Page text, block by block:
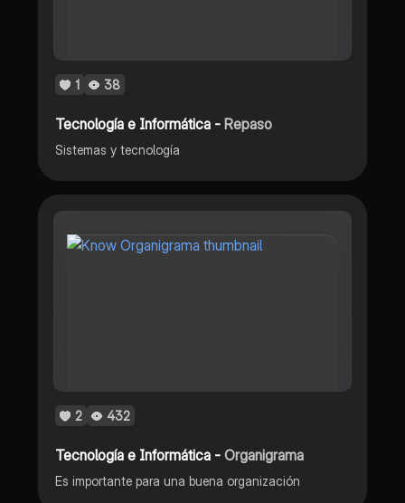
1 38
Tecnología e Informática -Repaso
Sistemas y tecnología
2 432
Tecnología e Informática -Organigrama
Es importante para una buena organización